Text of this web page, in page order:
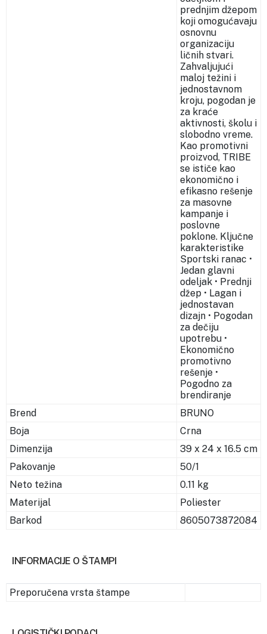
prednjim džepom
koji omogućavaju
osnovnu
organizaciju
ličnih stvari.
Zahvaljujući
maloj težini i
jednostavnom
kroju, pogodan je
za kraće
aktivnosti, školu i
slobodno vreme.
Kao promotivni
proizvod, TRIBE
se ističe kao
ekonomično i
efikasno rešenje
za masovne
kampanje i
poslovne
poklone. Ključne
karakteristike
Sportski ranac •
Jedan glavni
odeljak • Prednji
džep • Lagan i
jednostavan
dizajn • Pogodan
za dečiju
upotrebu •
Ekonomično
promotivno
rešenje •
Pogodno za
brendiranje
Brend
BRUNO
Boja
Crna
Dimenzija
39 x 24 x 16.5 cm
Pakovanje
50/1
Neto težina
0.11 kg
Materijal
Poliester
Barkod
8605073872084
INFORMACIJE O ŠTAMPI
Preporučena vrsta štampe